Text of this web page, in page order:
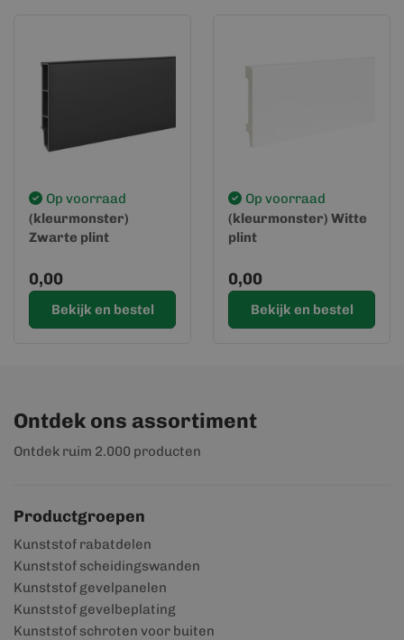
Op voorraad
(kleurmonster)
Zwarte plint
0,00
Bekijk en bestel
Op voorraad
(kleurmonster) Witte
plint
0,00
Bekijk en bestel
Ontdek ons assortiment
Ontdek ruim 2.000 producten
Productgroepen
Kunststof rabatdelen
Kunststof scheidingswanden
Kunststof gevelpanelen
Kunststof gevelbeplating
Kunststof schroten voor buiten